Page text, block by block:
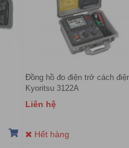
Đồng hồ đo điện trở cách
Kyoritsu 3122A
Liên hệ
Hết hàng